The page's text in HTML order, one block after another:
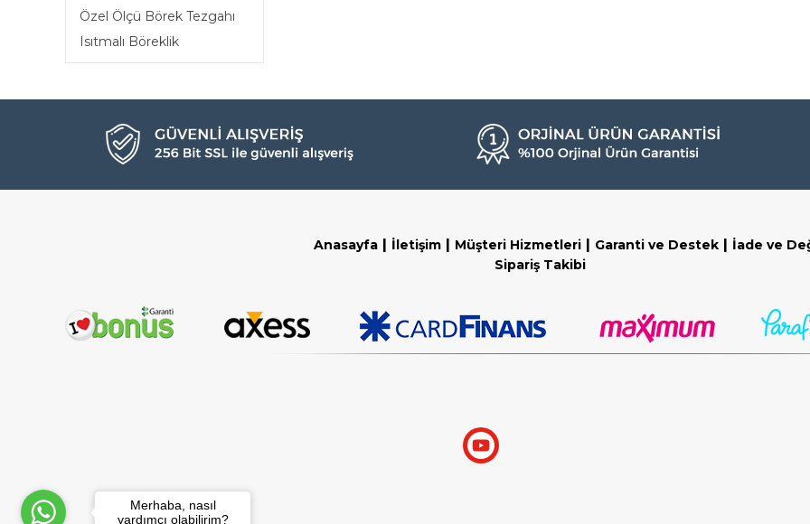
Özel Ölçü Börek Tezgahı
Isıtmalı Böreklik
Anasayfa | İletişim | Müşteri Hizmetleri | Garanti ve Destek | İade ve
Sipariş Takibi
Merhaba, nasıl
yardımcı olabilirim?